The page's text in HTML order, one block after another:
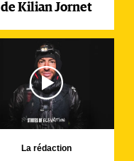
de Kilian Jornet
La rédaction